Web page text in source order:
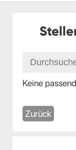
Keine
Zurück